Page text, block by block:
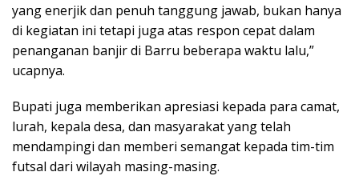
yang enerjik dan penuh tanggung jawab, bukan hanya
di kegiatan ini tetapi juga atas respon cepat dalam
penanganan banjir di Barru beberapa waktu lalu,”
ucapnya.
Bupati juga memberikan apresiasi kepada para camat,
lurah, kepala desa, dan masyarakat yang telah
mendampingi dan memberi semangat kepada tim-tim
futsal dari wilayah masing-masing.